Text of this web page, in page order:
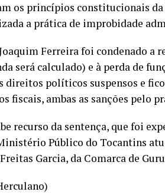
os princípios constitucionais
a prática de improbidade
Ferreira foi condenado a
será calculado) e à perda de
direitos políticos suspensos e
fiscais, ambas as sanções pelo
recurso da sentença, que foi
Público do Tocantins
Garcia, da Comarca de